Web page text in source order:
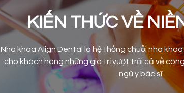
KIẾN THỨC VỀ
Nha khoa Align Dental là hệ thống chuỗi nha
cho khách hàng những giá trị vượt trội cả về
ngũ y bác sĩ